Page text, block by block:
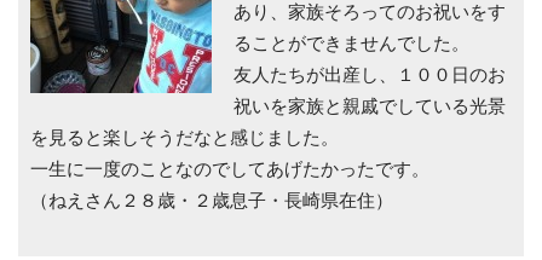
あり、家族そろってのお祝いをす
ることができませんでした。
友人たちが出産し、１００日のお
祝いを家族と親戚でしている光景
を見ると楽しそうだなと感じました。
一生に一度のことなのでしてあげたかったです。
（ねえさん２８歳・２歳息子・長崎県在住）